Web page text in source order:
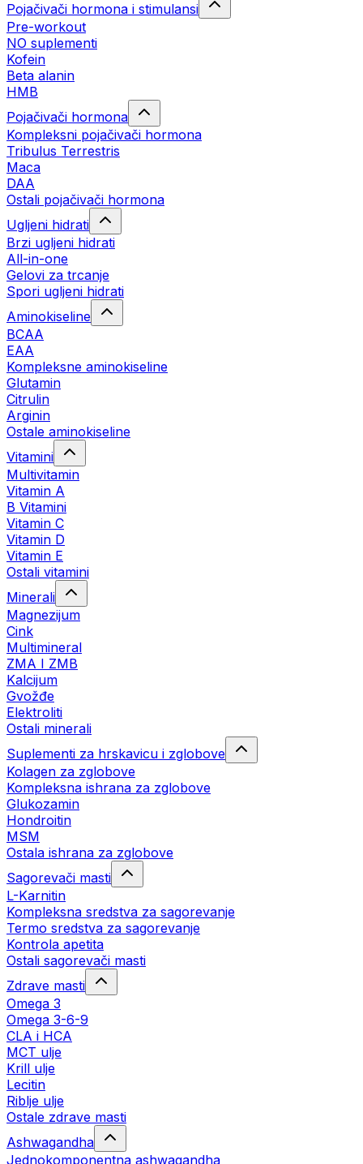
Pojačivači hormona i stimulansi
Pre-workout
NO suplementi
Kofein
Beta alanin
HMB
Pojačivači hormona
Kompleksni pojačivači hormona
Tribulus Terrestris
Maca
DAA
Ostali pojačivači hormona
Ugljeni hidrati
Brzi ugljeni hidrati
All-in-one
Gelovi za trcanje
Spori ugljeni hidrati
Aminokiseline
BCAA
ЕАА
Kompleksne aminokiseline
Glutamin
Citrulin
Arginin
Ostale aminokiseline
Vitamini
Multivitamin
Vitamin A
B Vitamini
Vitamin C
Vitamin D
Vitamin E
Ostali vitamini
Minerali
Magnezijum
Cink
Multimineral
ZMA I ZMB
Kalcijum
Gvožđe
Elektroliti
Ostali minerali
Suplementi za hrskavicu i zglobove
Kolagen za zglobove
Kompleksna ishrana za zglobove
Glukozamin
Hondroitin
MSM
Ostala ishrana za zglobove
Sagorevači masti
L-Karnitin
Kompleksna sredstva za sagorevanje
Termo sredstva za sagorevanje
Kontrola apetita
Ostali sagorevači masti
Zdrave masti
Omega 3
Omega 3-6-9
CLA i HCA
MCT ulje
Krill ulje
Lecitin
Riblje ulje
Ostale zdrave masti
Ashwagandha
Jednokomponentna ashwagandha